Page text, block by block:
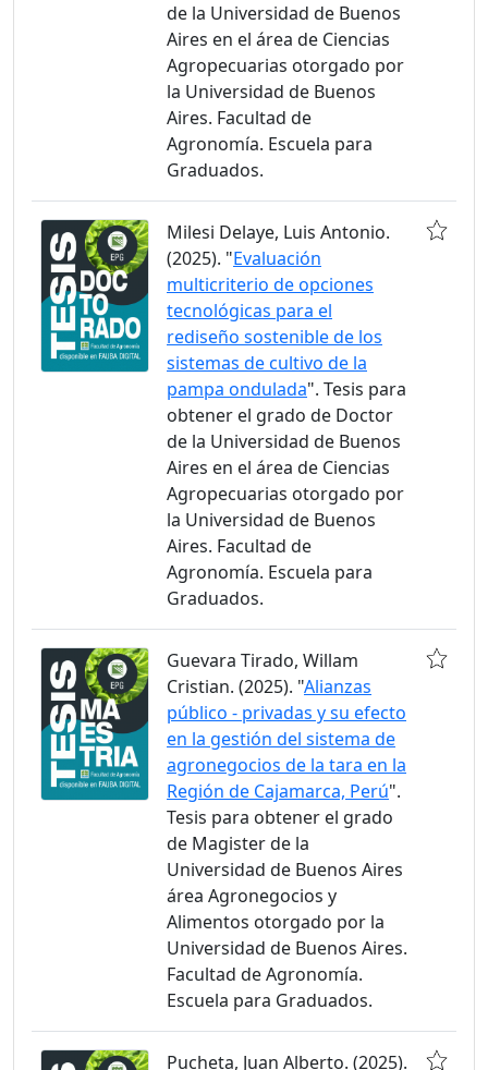
de la Universidad de Buenos
Aires en el área de Ciencias
Agropecuarias otorgado por
la Universidad de Buenos
Aires. Facultad de
Agronomía. Escuela para
Graduados.
Milesi Delaye, Luis Antonio.
(2025). "Evaluación
multicriterio de opciones
tecnológicas para el
rediseño sostenible de los
sistemas de cultivo de la
pampa ondulada". Tesis para
obtener el grado de Doctor
de la Universidad de Buenos
Aires en el área de Ciencias
Agropecuarias otorgado por
la Universidad de Buenos
Aires. Facultad de
Agronomía. Escuela para
Graduados.
Guevara Tirado, Willam
Cristian. (2025). "Alianzas
público - privadas y su efecto
en la gestión del sistema de
agronegocios de la tara en la
Región de Cajamarca, Perú".
Tesis para obtener el grado
de Magister de la
Universidad de Buenos Aires
área Agronegocios y
Alimentos otorgado por la
Universidad de Buenos Aires.
Facultad de Agronomía.
Escuela para Graduados.
Pucheta, Juan Alberto. (2025).